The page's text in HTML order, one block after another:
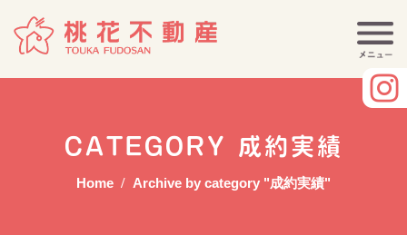
CATEGORY 成約実績
Home Archive by category "成約実績"